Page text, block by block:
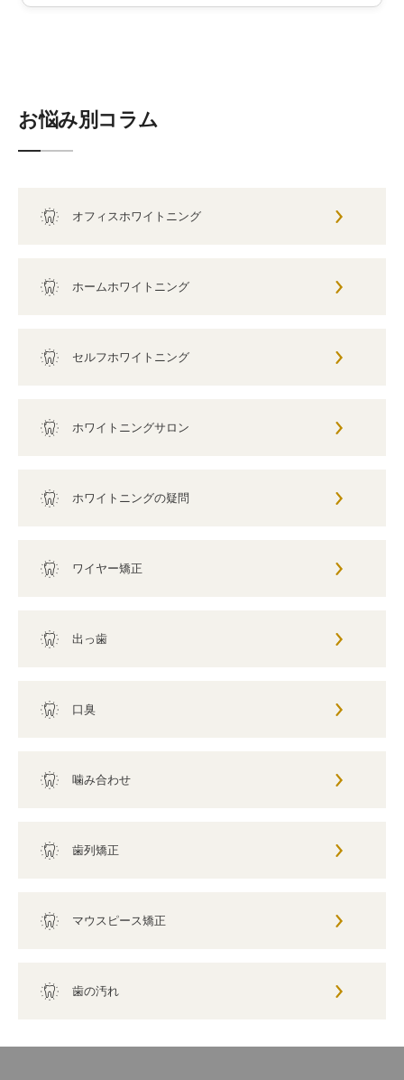
お悩み別コラム
オフィスホワイトニング
ホームホワイトニング
セルフホワイトニング
ホワイトニングサロン
ホワイトニングの疑問
ワイヤー矯正
出っ歯
口臭
噛み合わせ
歯列矯正
マウスピース矯正
歯の汚れ